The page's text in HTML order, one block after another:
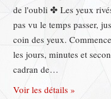
de l'oubli ✤ Les yeux
pas vu le temps passer,
coin des yeux.
les jours, minutes et
cadran de…
Voir les détails »